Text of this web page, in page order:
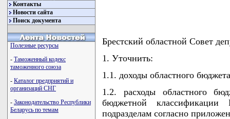
Контакты
Новости сайта
Поиск документа
Полезные ресурсы
- Таможенный кодекс
таможенного союза
- Каталог предприятий и
организаций СНГ
- Законодательство Республики
Беларусь по темам
Брестский областной Совет
1. Уточнить:
1.1. доходы областного
1.2. расходы областного
бюджетной
подразделам согласно